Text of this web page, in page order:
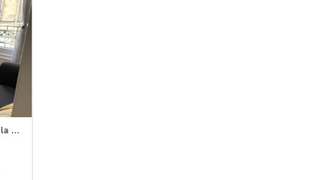
En Hyper-centre, à 5 Minutes à Pieds de la Gare, Appart Tout Confort